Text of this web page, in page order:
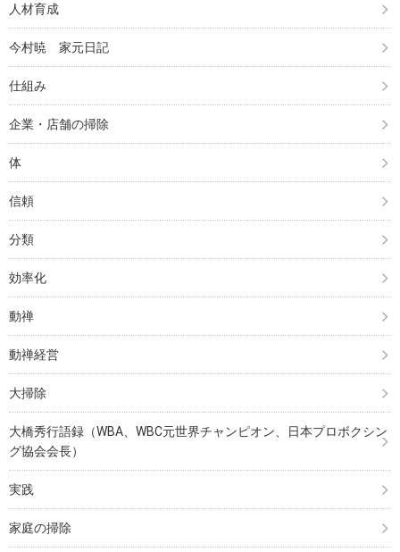
人材育成
今村暁 家元日記
仕組み
企業・店舗の掃除
体
信頼
分類
効率化
動禅
動禅経営
大掃除
大橋秀行語録（WBA、WBC元世界チャンピオン、日本プロボクシン
グ協会会長）
実践
家庭の掃除